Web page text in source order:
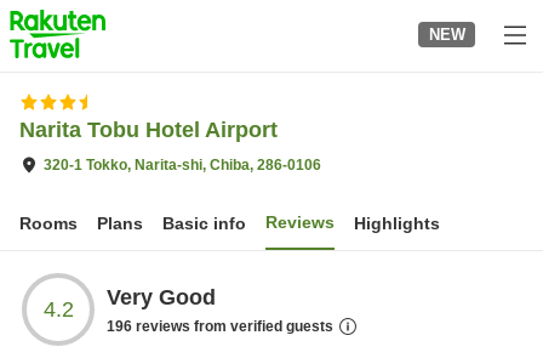
to
top
page
NEW
Narita Tobu Hotel Airport
320-1 Tokko, Narita-shi, Chiba, 286-0106
Rooms Plans Basic info Reviews Highlights
4.2 Very Good
196 reviews from verified guests